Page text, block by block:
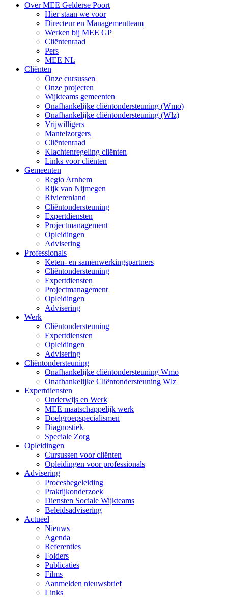
Over MEE Gelderse Poort
Hier staan we voor
Directeur en Managementteam
Werken bij MEE GP
Cliëntenraad
Pers
MEE NL
Cliënten
Onze cursussen
Onze projecten
Wijkteams gemeenten
Onafhankelijke cliëntondersteuning (Wmo)
Onafhankelijke cliëntondersteuning (Wlz)
Vrijwilligers
Mantelzorgers
Cliëntenraad
Klachtenregeling cliënten
Links voor cliënten
Gemeenten
Regio Arnhem
Rijk van Nijmegen
Rivierenland
Cliëntondersteuning
Expertdiensten
Projectmanagement
Opleidingen
Advisering
Professionals
Keten- en samenwerkingspartners
Cliëntondersteuning
Expertdiensten
Projectmanagement
Opleidingen
Advisering
Werk
Cliëntondersteuning
Expertdiensten
Opleidingen
Advisering
Cliëntondersteuning
Onafhankelijke cliëntondersteuning Wmo
Onafhankelijke Cliëntondersteuning Wlz
Expertdiensten
Onderwijs en Werk
MEE maatschappelijk werk
Doelgroepspecialismen
Diagnostiek
Speciale Zorg
Opleidingen
Cursussen voor cliënten
Opleidingen voor professionals
Advisering
Procesbegeleiding
Praktijkonderzoek
Diensten Sociale Wijkteams
Beleidsadvisering
Actueel
Nieuws
Agenda
Referenties
Folders
Publicaties
Films
Aanmelden nieuwsbrief
Links